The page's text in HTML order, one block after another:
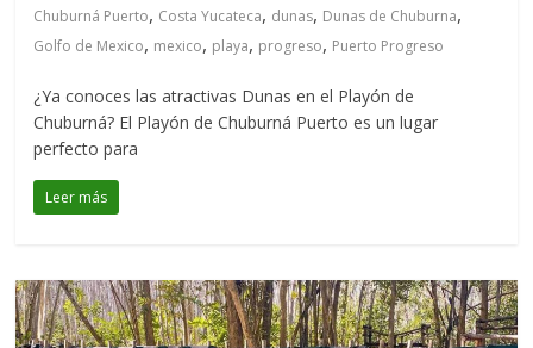
Chuburná Puerto, Costa Yucateca, dunas, Dunas de Chuburna,
Golfo de Mexico, mexico, playa, progreso, Puerto Progreso
¿Ya conoces las atractivas Dunas en el Playón de
Chuburná? El Playón de Chuburná Puerto es un lugar
perfecto para
Leer más